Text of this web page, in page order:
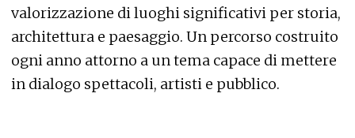
valorizzazione di luoghi significativi per storia,
architettura e paesaggio. Un percorso costruito
ogni anno attorno a un tema capace di mettere
in dialogo spettacoli, artisti e pubblico.